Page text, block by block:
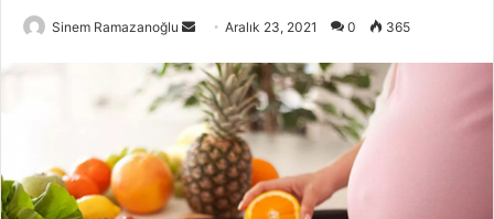
Sinem Ramazanoğlu
Bir
posta
göndermek
Aralık 23, 2021 0 365